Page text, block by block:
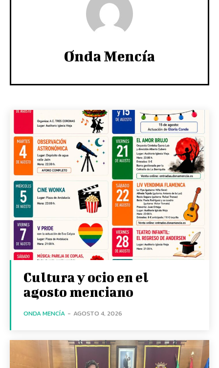
Onda Mencía
Cultura y ocio en el
agosto menciano
ONDA MENCÍA - AGOSTO 4, 2026